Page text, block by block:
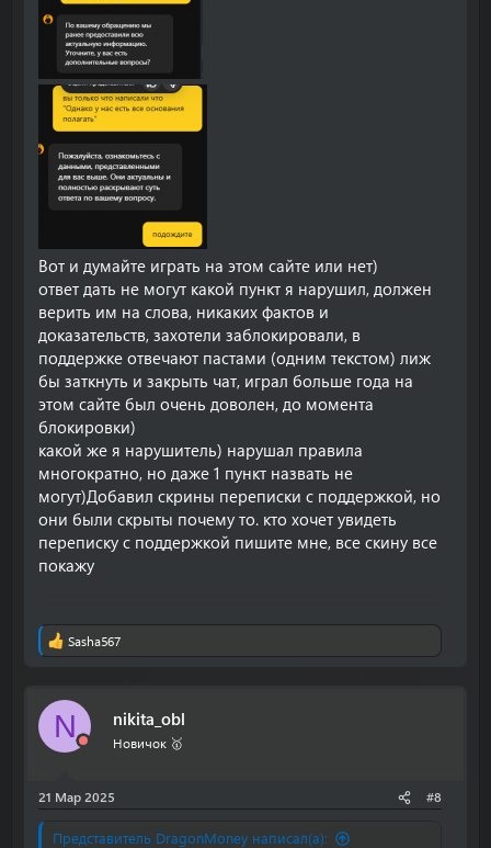
Вот и думайте играть на этом сайте или нет)
ответ дать не могут какой пункт я нарушил, должен
верить им на слова, никаких фактов и
доказательств, захотели заблокировали, в
поддержке отвечают пастами (одним текстом) лиж
бы заткнуть и закрыть чат, играл больше года на
этом сайте был очень доволен, до момента
блокировки)
какой же я нарушитель) нарушал правила
многократно, но даже 1 пункт назвать не
могут)Добавил скрины переписки с поддержкой, но
они были скрыты почему то. кто хочет увидеть
переписку с поддержкой пишите мне, все скину все
покажу
Р
к
и
Sasha567
N nikita_obl
Новичок 🥇
21 Мар 2025 #8
Представитель DragonMoney написал(а):